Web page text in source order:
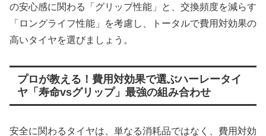
の安心感に関わる「グリップ性能」と、交換頻度を減らす
「ロングライフ性能」を考慮し、トータルで費用対効果の
高いタイヤを選びましょう。
プロが教える！費用対効果で選ぶハーレータイ
ヤ「寿命vsグリップ」最強の組み合わせ
安全に関わるタイヤは、単なる消耗品ではなく、費用対効